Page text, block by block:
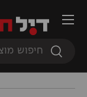
חיפוש
חיפוש
תפריט